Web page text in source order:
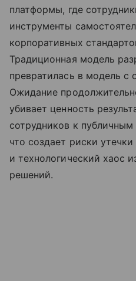
платформы, где
инструменты
корпоративных
Традиционная модель
превратилась в модель с
Ожидание
убивает ценность
сотрудников к
что создает риски
и технологический хаос
решений.